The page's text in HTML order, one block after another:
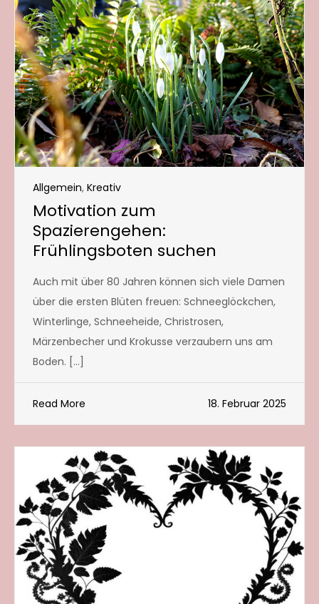
Allgemein, Kreativ
Motivation zum
Spazierengehen:
Frühlingsboten suchen
Auch mit über 80 Jahren können sich viele Damen
über die ersten Blüten freuen: Schneeglöckchen,
Winterlinge, Schneeheide, Christrosen,
Märzenbecher und Krokusse verzaubern uns am
Boden. […]
Read More 18. Februar 2025